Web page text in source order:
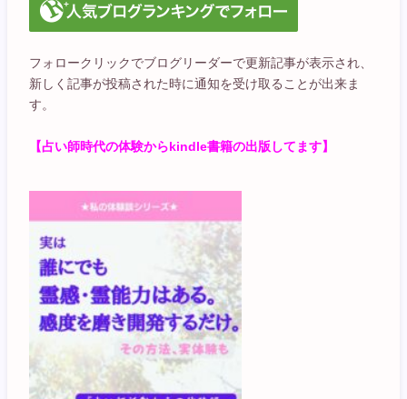
フォロークリックでブログリーダーで更新記事が表示され、
新しく記事が投稿された時に通知を受け取ることが出来ま
す。
【占い師時代の体験からkindle書籍の出版してます】